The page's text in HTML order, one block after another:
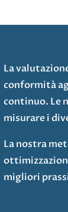
La
conformità
continuo. Le
misurare i
La nostra
migliori